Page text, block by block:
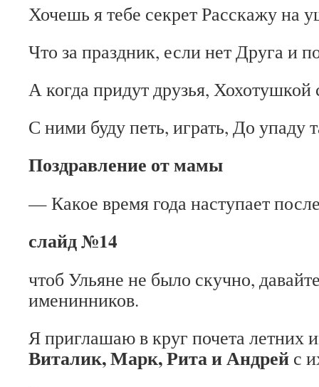
Хочешь я тебе секрет Расскажу на
Что за праздник, если нет Друга и
А когда придут друзья, Хохотушкой
С ними буду петь, играть, До упаду
Поздравление от мамы
— Какое время года наступает
слайд №14
чтоб Ульяне не было скучно,
именинников.
Я приглашаю в круг почета летних
Виталик, Марк, Рита и Андрей с